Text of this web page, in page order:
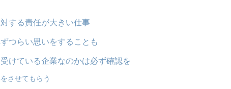
する責任が大きい仕事
つらい思いをすることも
けている企業なのかは必ず確認を
させてもらう